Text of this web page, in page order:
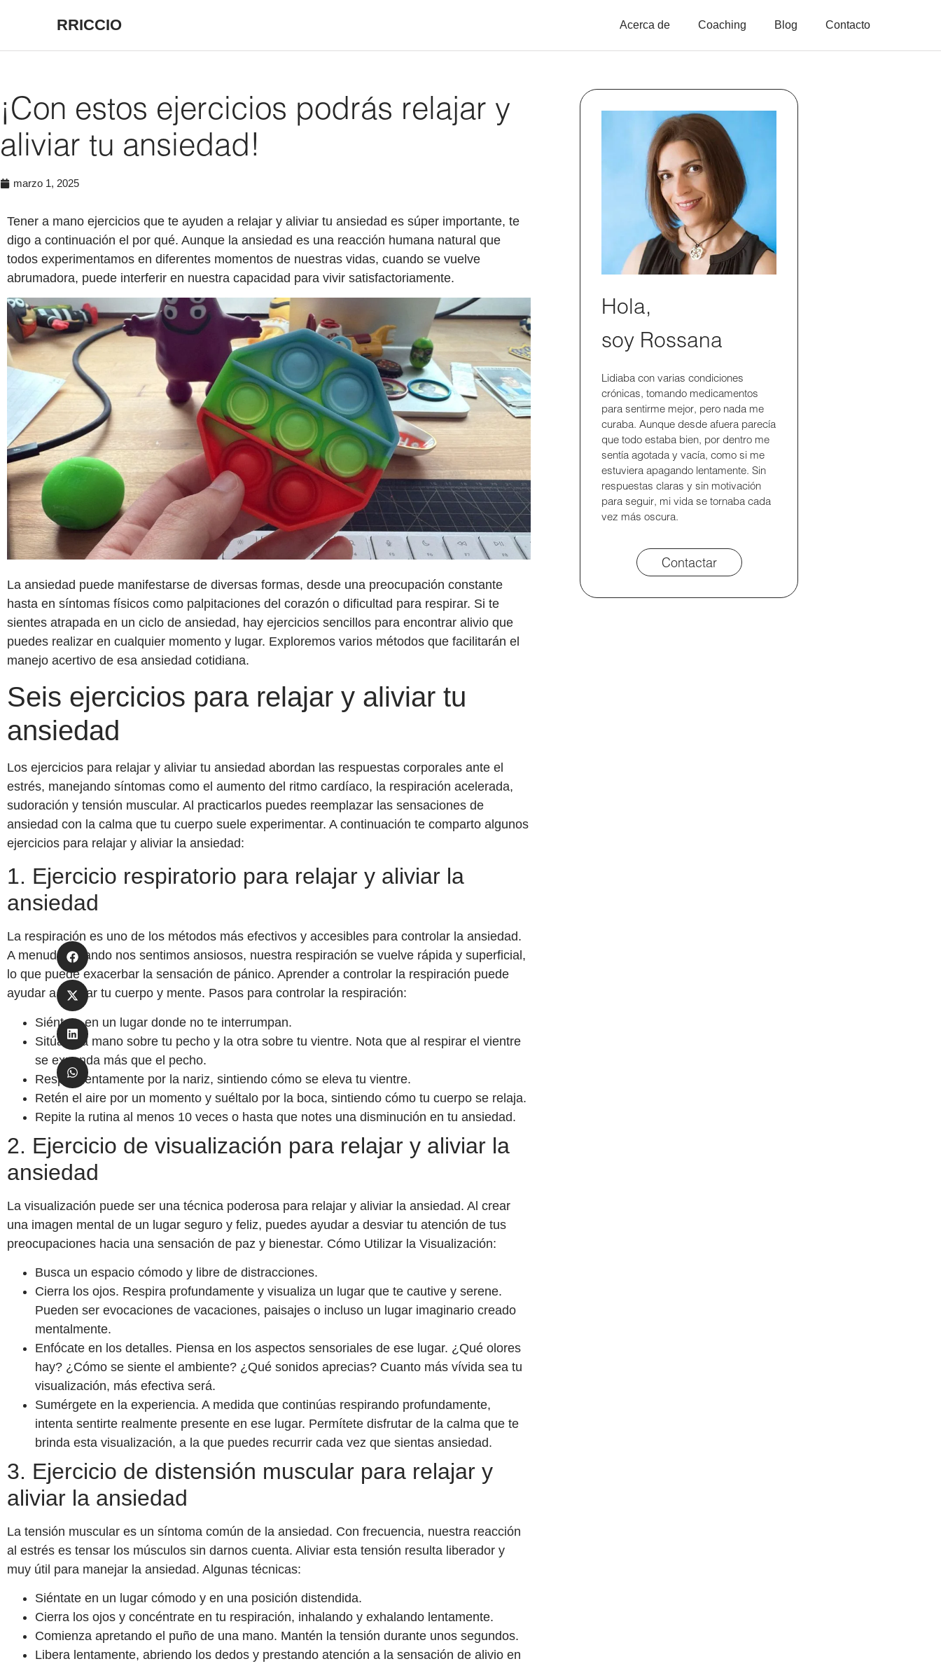
RRICCIO Acerca de Coaching Blog Contacto
¡Con estos ejercicios podrás relajar y
aliviar tu ansiedad!
marzo 1, 2025
Tener a mano ejercicios que te ayuden a relajar y aliviar tu ansiedad es súper importante, te
digo a continuación el por qué. Aunque la ansiedad es una reacción humana natural que
todos experimentamos en diferentes momentos de nuestras vidas, cuando se vuelve
abrumadora, puede interferir en nuestra capacidad para vivir satisfactoriamente.
La ansiedad puede manifestarse de diversas formas, desde una preocupación constante
hasta en síntomas físicos como palpitaciones del corazón o dificultad para respirar. Si te
sientes atrapada en un ciclo de ansiedad, hay ejercicios sencillos para encontrar alivio que
puedes realizar en cualquier momento y lugar. Exploremos varios métodos que facilitarán el
manejo acertivo de esa ansiedad cotidiana.
Seis ejercicios para relajar y aliviar tu
ansiedad
Los ejercicios para relajar y aliviar tu ansiedad abordan las respuestas corporales ante el
estrés, manejando síntomas como el aumento del ritmo cardíaco, la respiración acelerada,
sudoración y tensión muscular. Al practicarlos puedes reemplazar las sensaciones de
ansiedad con la calma que tu cuerpo suele experimentar. A continuación te comparto algunos
ejercicios para relajar y aliviar la ansiedad:
1. Ejercicio respiratorio para relajar y aliviar la
ansiedad
La respiración es uno de los métodos más efectivos y accesibles para controlar la ansiedad.
A menudo, cuando nos sentimos ansiosos, nuestra respiración se vuelve rápida y superficial,
lo que puede exacerbar la sensación de pánico. Aprender a controlar la respiración puede
ayudar a calmar tu cuerpo y mente. Pasos para controlar la respiración:
Siéntate en un lugar donde no te interrumpan.
Sitúa una mano sobre tu pecho y la otra sobre tu vientre. Nota que al respirar el vientre
se expanda más que el pecho.
Respira lentamente por la nariz, sintiendo cómo se eleva tu vientre.
Retén el aire por un momento y suéltalo por la boca, sintiendo cómo tu cuerpo se relaja.
Repite la rutina al menos 10 veces o hasta que notes una disminución en tu ansiedad.
2. Ejercicio de visualización para relajar y aliviar la
ansiedad
La visualización puede ser una técnica poderosa para relajar y aliviar la ansiedad. Al crear
una imagen mental de un lugar seguro y feliz, puedes ayudar a desviar tu atención de tus
preocupaciones hacia una sensación de paz y bienestar. Cómo Utilizar la Visualización:
Busca un espacio cómodo y libre de distracciones.
Cierra los ojos. Respira profundamente y visualiza un lugar que te cautive y serene.
Pueden ser evocaciones de vacaciones, paisajes o incluso un lugar imaginario creado
mentalmente.
Enfócate en los detalles. Piensa en los aspectos sensoriales de ese lugar. ¿Qué olores
hay? ¿Cómo se siente el ambiente? ¿Qué sonidos aprecias? Cuanto más vívida sea tu
visualización, más efectiva será.
Sumérgete en la experiencia. A medida que continúas respirando profundamente,
intenta sentirte realmente presente en ese lugar. Permítete disfrutar de la calma que te
brinda esta visualización, a la que puedes recurrir cada vez que sientas ansiedad.
3. Ejercicio de distensión muscular para relajar y
aliviar la ansiedad
La tensión muscular es un síntoma común de la ansiedad. Con frecuencia, nuestra reacción
al estrés es tensar los músculos sin darnos cuenta. Aliviar esta tensión resulta liberador y
muy útil para manejar la ansiedad. Algunas técnicas:
Siéntate en un lugar cómodo y en una posición distendida.
Cierra los ojos y concéntrate en tu respiración, inhalando y exhalando lentamente.
Comienza apretando el puño de una mano. Mantén la tensión durante unos segundos.
Libera lentamente, abriendo los dedos y prestando atención a la sensación de alivio en
Hola,
soy Rossana
Lidiaba con varias condiciones
crónicas, tomando medicamentos
para sentirme mejor, pero nada me
curaba. Aunque desde afuera parecía
que todo estaba bien, por dentro me
sentía agotada y vacía, como si me
estuviera apagando lentamente. Sin
respuestas claras y sin motivación
para seguir, mi vida se tornaba cada
vez más oscura.
Contactar